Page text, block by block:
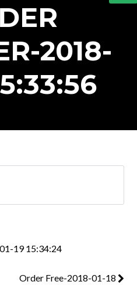
2018-
19 15:34:24
Order Free-2018-01-18